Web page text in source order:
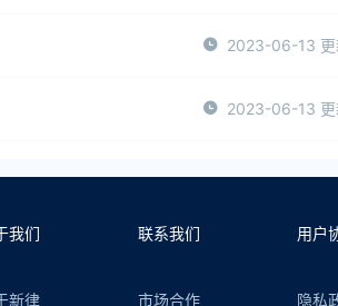
2023-06-13 更
2023-06-13 更
我们
新律
联系我们
市场合作
用户
隐私